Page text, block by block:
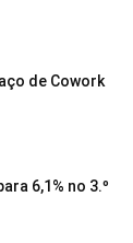
de Cowork
6,1% no 3.º